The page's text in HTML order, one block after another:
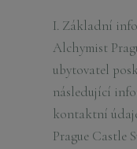
I. Základní
Alchymist
ubytovatel
následující
kontaktní
Prague Castle